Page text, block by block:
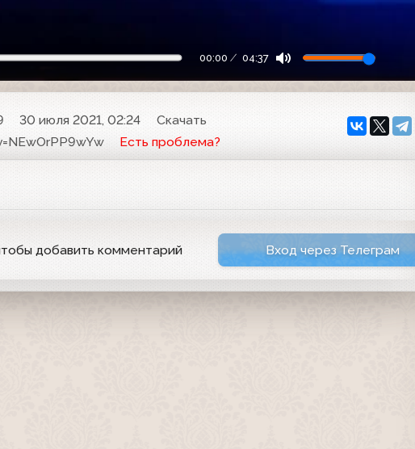
00:00 04:37
30 июля 2021, 02:24
Скачать
Есть проблема?
добавить комментарий Вход через Телеграм